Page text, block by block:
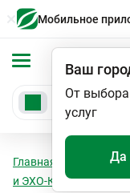
Мобильное
Ваш
От выбора
услуг
Да
Главная Мед. услуги
и ЭХО-КГ